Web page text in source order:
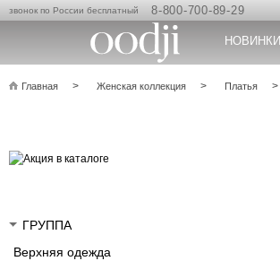
звонок по России бесплатный 8-800-700-89-29
НОВИНКИ
Главная Женская коллекция Платья
ГРУППА
Верхняя одежда